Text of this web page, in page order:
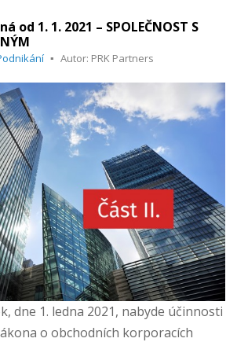
od 1. 1. 2021 – SPOLEČNOST S
Autor: PRK Partners
dne 1. ledna 2021, nabyde účinnosti
o obchodních korporacích